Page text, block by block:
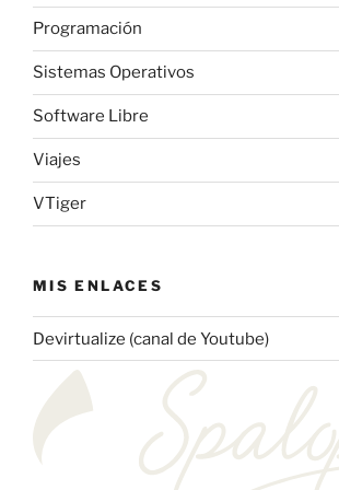
Programación
Sistemas Operativos
Software Libre
Viajes
VTiger
MIS ENLACES
Devirtualize (canal de Youtube)